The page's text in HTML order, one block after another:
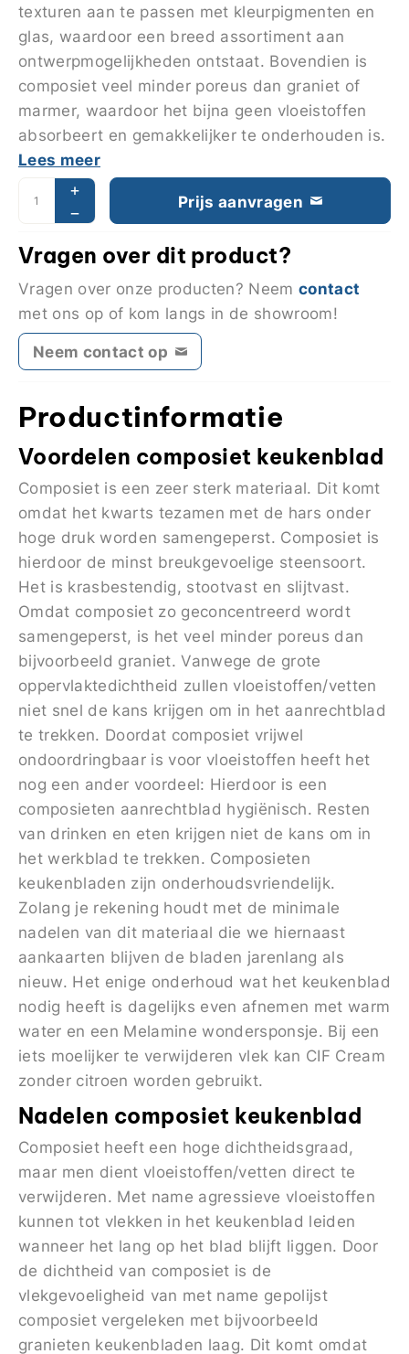
texturen aan te passen met kleurpigmenten en
glas, waardoor een breed assortiment aan
ontwerpmogelijkheden ontstaat. Bovendien is
composiet veel minder poreus dan graniet of
marmer, waardoor het bijna geen vloeistoffen
absorbeert en gemakkelijker te onderhouden is.
Lees meer
Prijs aanvragen
Vragen over dit product?
Vragen over onze producten? Neem contact
met ons op of kom langs in de showroom!
Neem contact op
Productinformatie
Voordelen composiet keukenblad
Composiet is een zeer sterk materiaal. Dit komt
omdat het kwarts tezamen met de hars onder
hoge druk worden samengeperst. Composiet is
hierdoor de minst breukgevoelige steensoort.
Het is krasbestendig, stootvast en slijtvast.
Omdat composiet zo geconcentreerd wordt
samengeperst, is het veel minder poreus dan
bijvoorbeeld graniet. Vanwege de grote
oppervlaktedichtheid zullen vloeistoffen/vetten
niet snel de kans krijgen om in het aanrechtblad
te trekken. Doordat composiet vrijwel
ondoordringbaar is voor vloeistoffen heeft het
nog een ander voordeel: Hierdoor is een
composieten aanrechtblad hygiënisch. Resten
van drinken en eten krijgen niet de kans om in
het werkblad te trekken. Composieten
keukenbladen zijn onderhoudsvriendelijk.
Zolang je rekening houdt met de minimale
nadelen van dit materiaal die we hiernaast
aankaarten blijven de bladen jarenlang als
nieuw. Het enige onderhoud wat het keukenblad
nodig heeft is dagelijks even afnemen met warm
water en een Melamine wondersponsje. Bij een
iets moelijker te verwijderen vlek kan CIF Cream
zonder citroen worden gebruikt.
Nadelen composiet keukenblad
Composiet heeft een hoge dichtheidsgraad,
maar men dient vloeistoffen/vetten direct te
verwijderen. Met name agressieve vloeistoffen
kunnen tot vlekken in het keukenblad leiden
wanneer het lang op het blad blijft liggen. Door
de dichtheid van composiet is de
vlekgevoeligheid van met name gepolijst
composiet vergeleken met bijvoorbeeld
granieten keukenbladen laag. Dit komt omdat